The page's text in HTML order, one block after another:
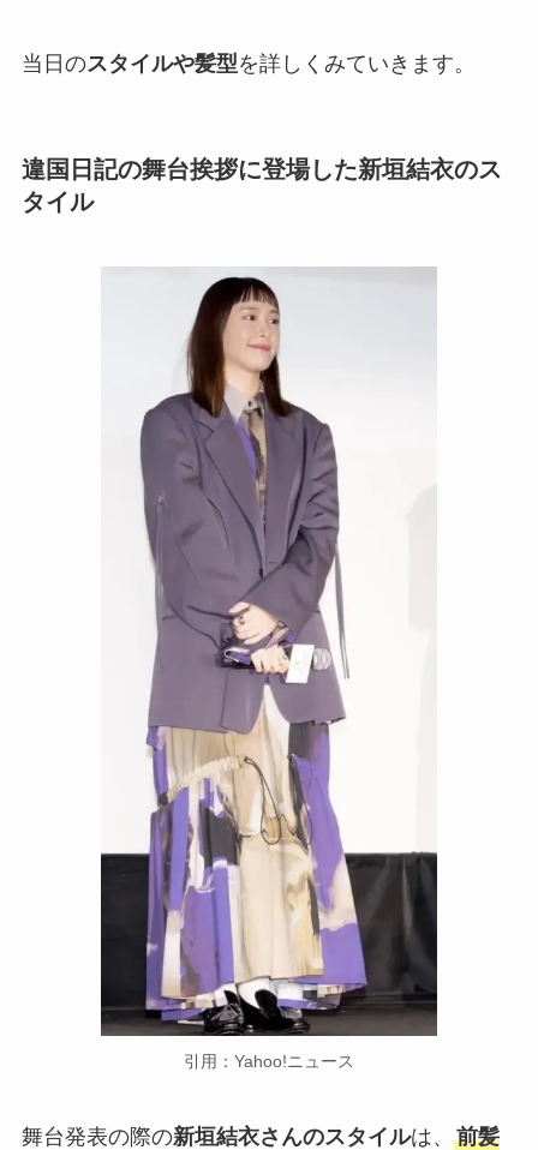
当日のスタイルや髪型を詳しくみていきます。
違国日記の舞台挨拶に登場した新垣結衣のス
タイル
引用：Yahoo!ニュース
舞台発表の際の新垣結衣さんのスタイルは、 前髪